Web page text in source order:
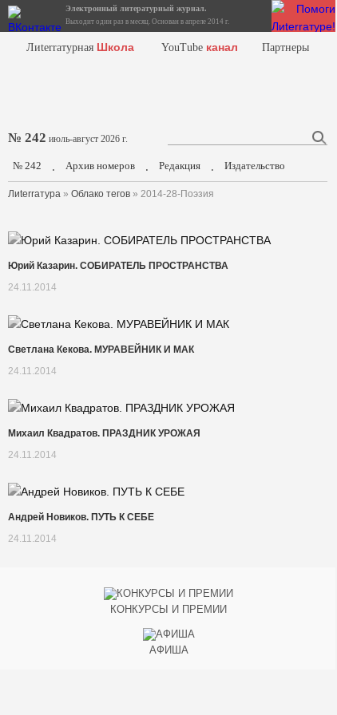
Электронный литературный журнал.
Выходит один раз в месяц. Основан в апреле 2014 г.
Лиterraтурная Школа YouTube канал Партнеры
№ 242 июль-август 2026 г.
№ 242 . Архив номеров . Редакция . Издательство
Лиterraтура » Облако тегов » 2014-28-Поэзия
Юрий Казарин. СОБИРАТЕЛЬ ПРОСТРАНСТВА
24.11.2014
Светлана Кекова. МУРАВЕЙНИК И МАК
24.11.2014
Михаил Квадратов. ПРАЗДНИК УРОЖАЯ
24.11.2014
Андрей Новиков. ПУТЬ К СЕБЕ
24.11.2014
КОНКУРСЫ И ПРЕМИИ
АФИША